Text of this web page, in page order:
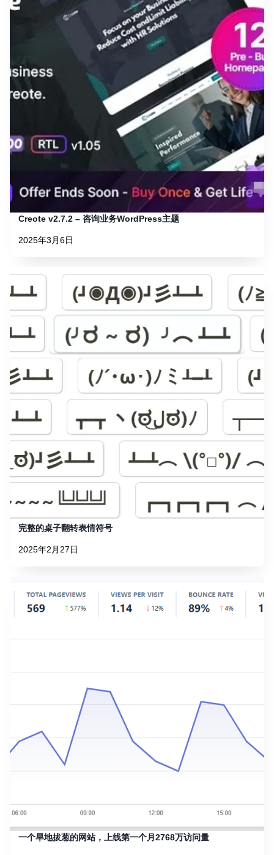
Creote v2.7.2 – 咨询业务WordPress主题
2025年3月6日
完整的桌子翻转表情符号
2025年2月27日
一个旱地拔葱的网站，上线第一个月2768万访问量